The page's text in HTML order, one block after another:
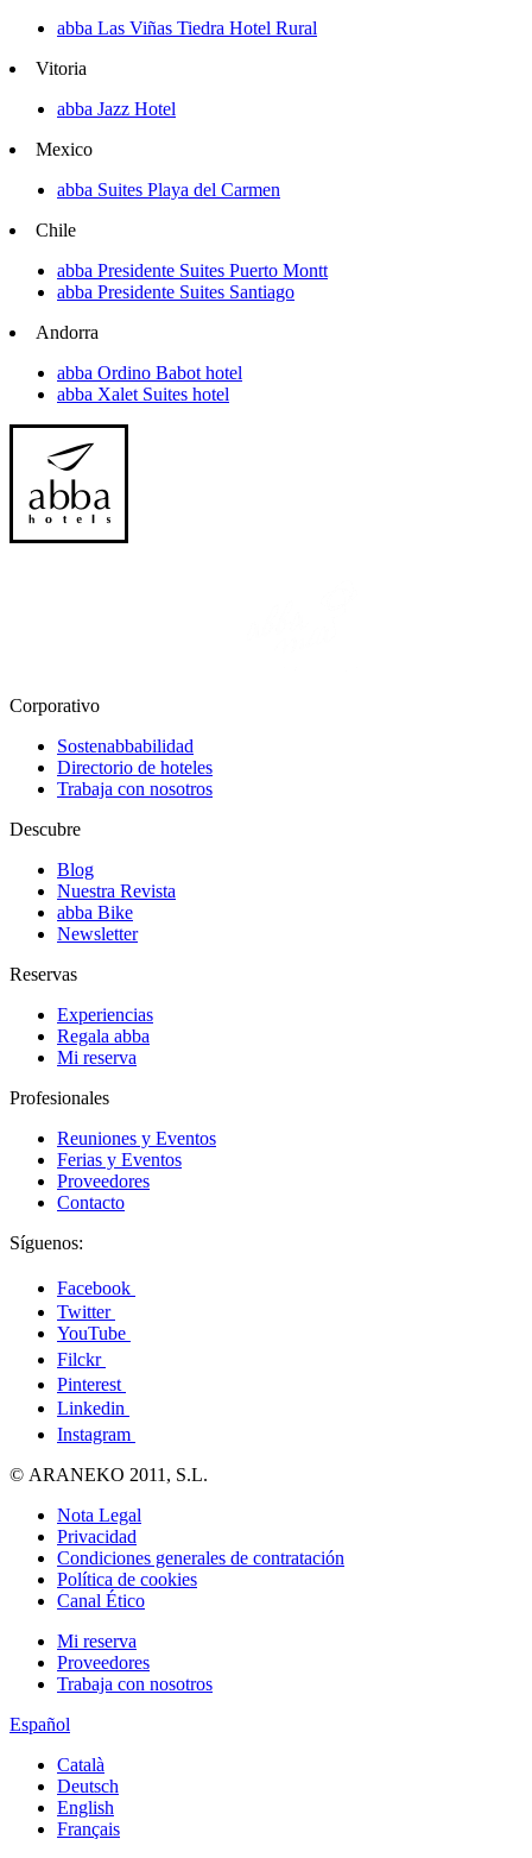
abba Las Viñas Tiedra Hotel Rural
Vitoria
abba Jazz Hotel
Mexico
abba Suites Playa del Carmen
Chile
abba Presidente Suites Puerto Montt
abba Presidente Suites Santiago
Andorra
abba Ordino Babot hotel
abba Xalet Suites hotel
Corporativo
Sostenabbabilidad
Directorio de hoteles
Trabaja con nosotros
Descubre
Blog
Nuestra Revista
abba Bike
Newsletter
Reservas
Experiencias
Regala abba
Mi reserva
Profesionales
Reuniones y Eventos
Ferias y Eventos
Proveedores
Contacto
Síguenos:
Facebook
Twitter
YouTube
Filckr
Pinterest
Linkedin
Instagram
© ARANEKO 2011, S.L.
Nota Legal
Privacidad
Condiciones generales de contratación
Política de cookies
Canal Ético
Mi reserva
Proveedores
Trabaja con nosotros
Español
Català
Deutsch
English
Français